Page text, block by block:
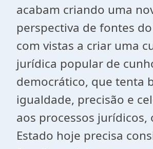
acabam criando uma
perspectiva de fontes
com vistas a criar uma
jurídica popular de
democrático, que tenta
igualdade, precisão e
aos processos jurídicos,
Estado hoje precisa